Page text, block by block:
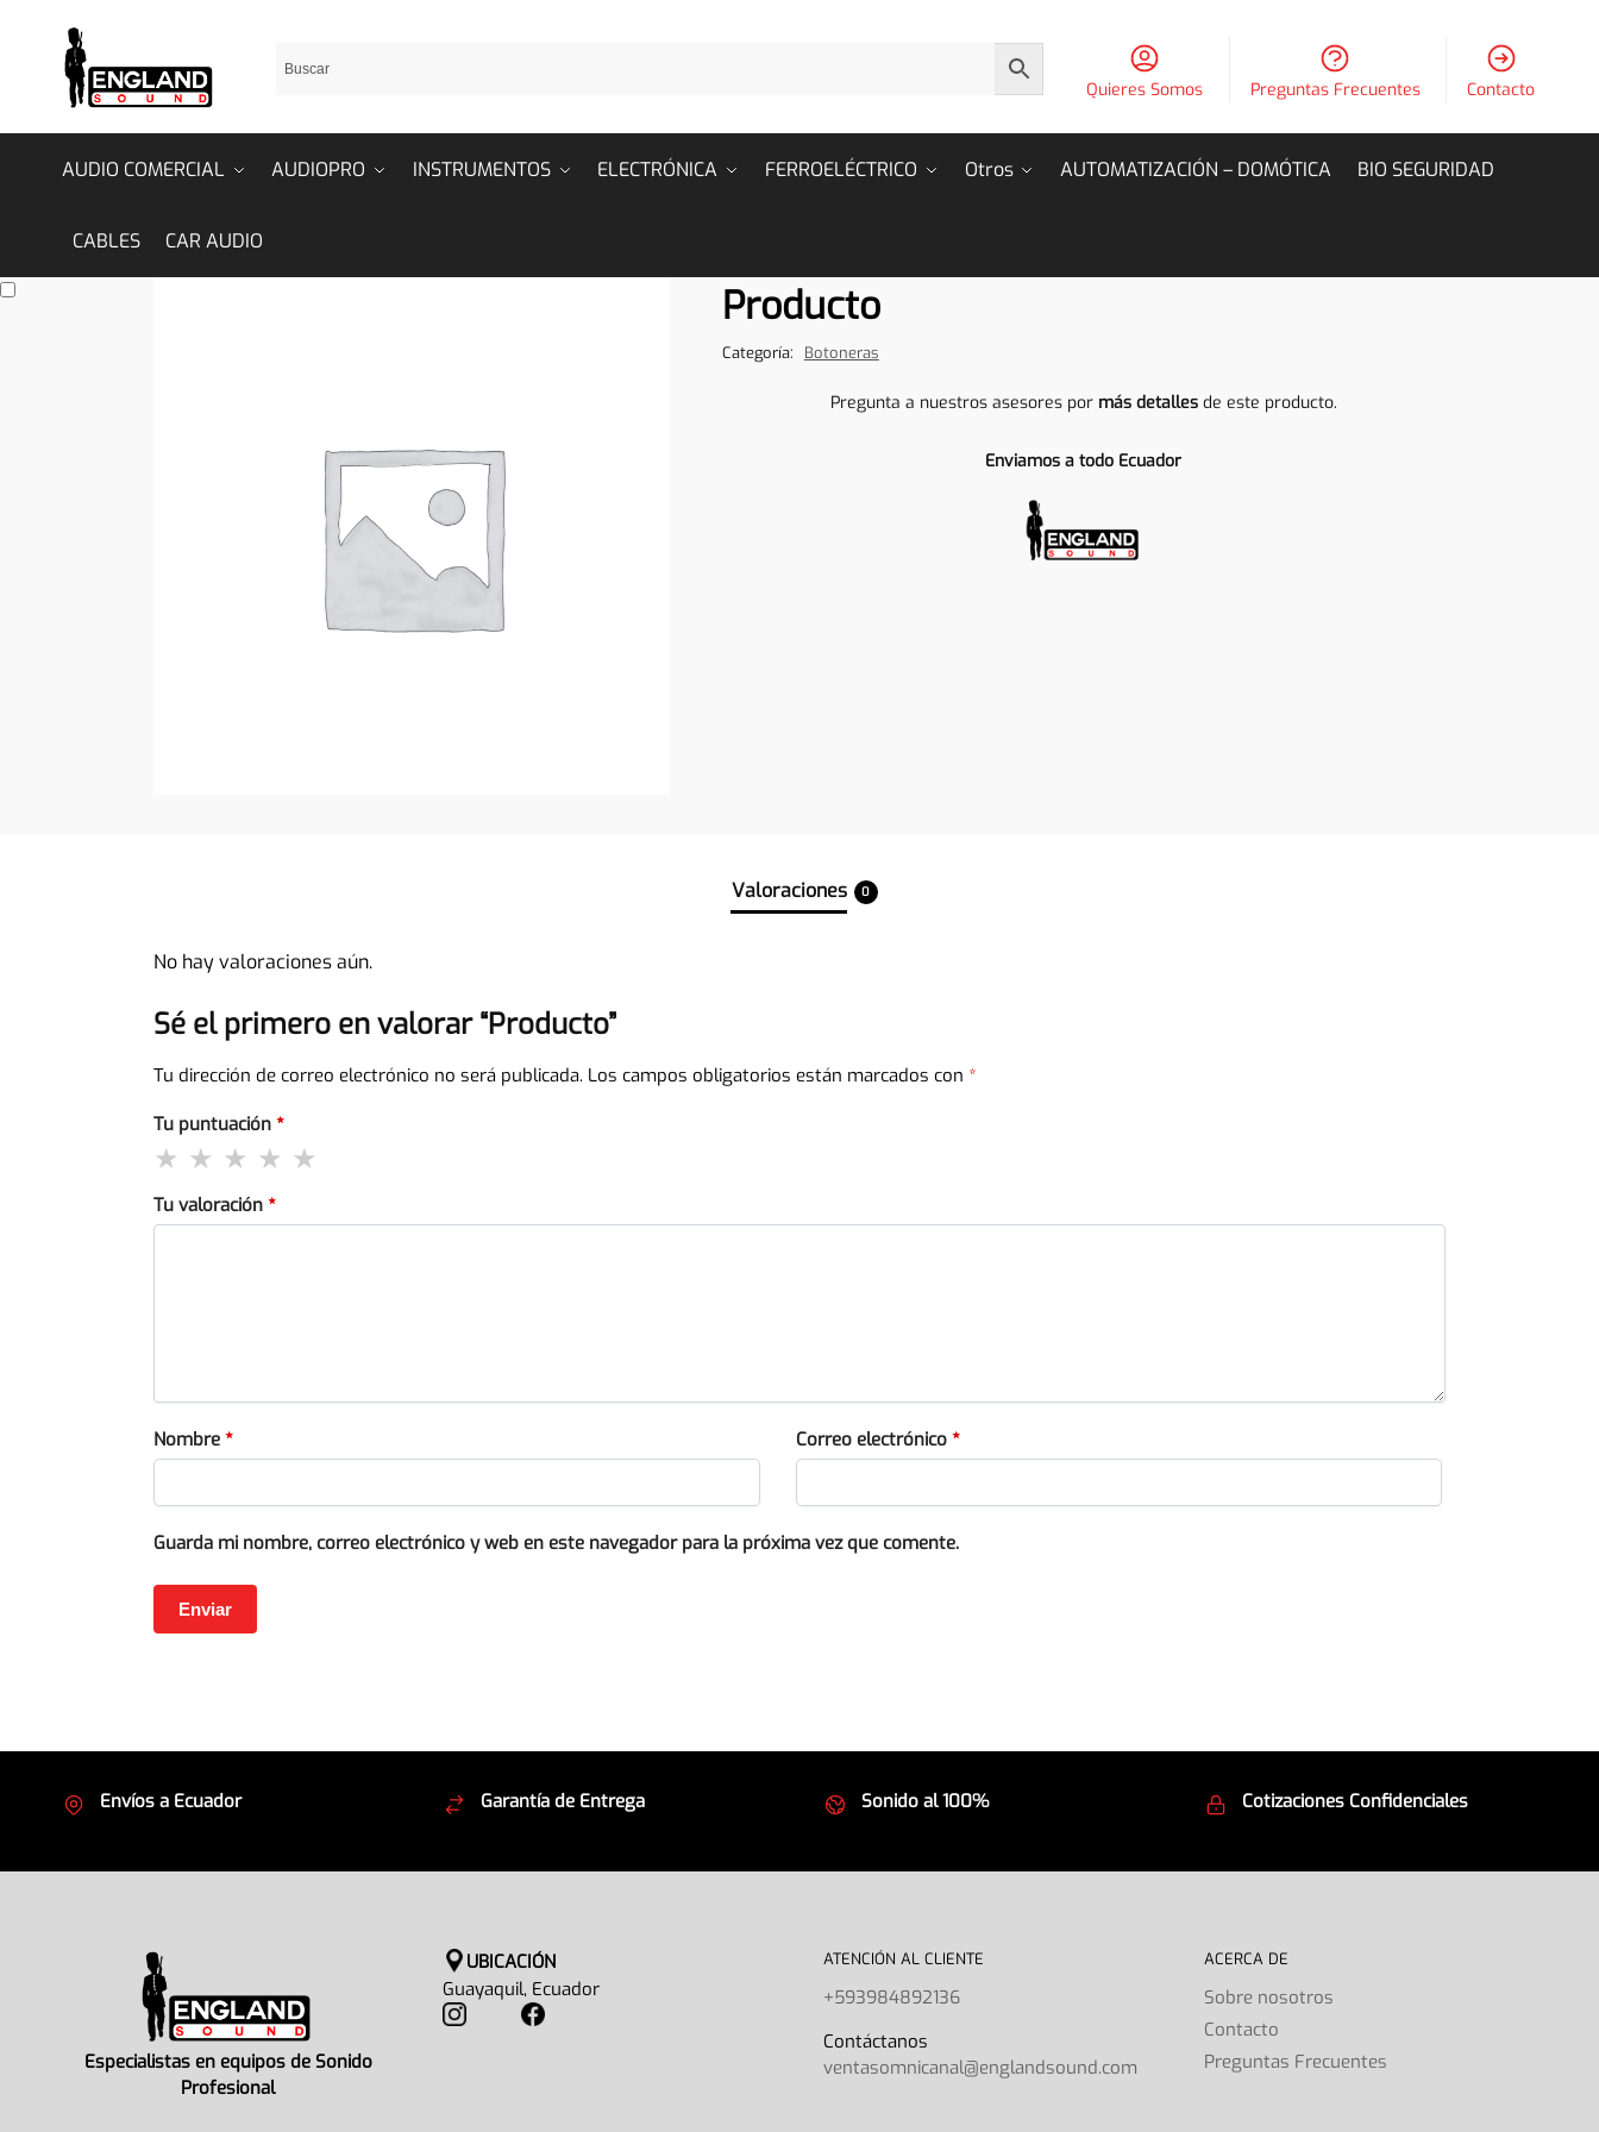
Quieres Somos Preguntas Frecuentes Contacto
AUDIO COMERCIAL AUDIOPRO INSTRUMENTOS ELECTRÓNICA FERROELÉCTRICO Otros AUTOMATIZACIÓN – DOMÓTICA BIO SEGURIDAD
CABLES CAR AUDIO
Producto
Categoría: Botoneras
Pregunta a nuestros asesores por más detallesde este producto.
Enviamos a todo Ecuador
Valoraciones 0
No hay valoraciones aún.
Sé el primero en valorar “Producto”
Tu dirección de correo electrónico no será publicada. Los campos obligatorios están marcados con *
Tu puntuación *
Tu valoración *
Nombre * Correo electrónico *
Guarda mi nombre, correo electrónico y web en este navegador para la próxima vez que comente.
Envíos a Ecuador Garantía de Entrega Sonido al 100% Cotizaciones Confidenciales
Especialistas en equipos de Sonido
Profesional
UBICACIÓN
Guayaquil, Ecuador
ATENCIÓN AL CLIENTE
+593984892136
Contáctanos
ventasomnicanal@englandsound.com
ACERCA DE
Sobre nosotros
Contacto
Preguntas Frecuentes